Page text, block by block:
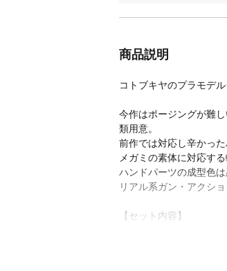
商品説明
コトブキヤのプラモデ
今作はポージングが難
類用意。
前作では対応し辛かっ
メガミの素体に対応す
ハンドパーツの成型色は
リアル系ガン・アクシ
【セット内容】